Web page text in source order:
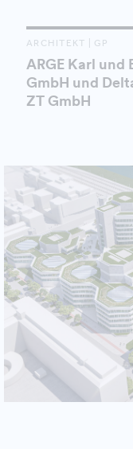
ARCHITEKT | GP
ARGE Karl
GmbH und
ZT GmbH